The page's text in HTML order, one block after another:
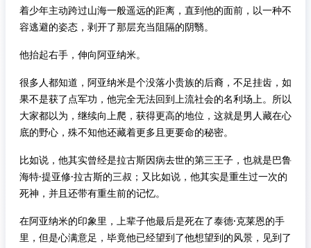
着少年主动跨过山海一般遥远的距离，直到他的面前，以一种不
容逃避的姿态，剥开了那层充当阻隔的阴翳。
他抬起右手，伸向阿亚纳米。
很多人都知道，阿亚纳米是个没落小贵族的后裔，不足挂齿，如
果不是获了点军功，他完全无法回到上流社会的名利场上。所以
大家都以为，继续向上爬，获得更高的地位，这就是男人藏在心
底的野心，殊不知他还藏着更多且更要命的秘密。
比如说，他其实曾经是拉古斯因病去世的第三王子，也就是巴鲁
海特·提亚修·拉古斯的三叔；又比如说，他其实是重生过一次的
死神，并且还带有重生前的记忆。
在阿亚纳米的印象里，上辈子他最后是死在了泰德·克莱恩的手
里，但是心满意足，毕竟他已经望到了他想望到的风景，见到了